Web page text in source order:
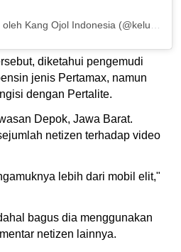
diketahui pengemudi
jenis Pertamax, namun
dengan Pertalite.
Depok, Jawa Barat.
netizen terhadap video
lebih dari mobil elit,"
bagus dia menggunakan
netizen lainnya.